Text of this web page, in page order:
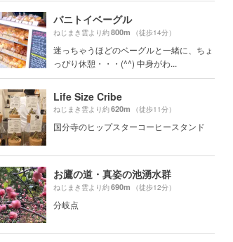
バニトイベーグル
ねじまき雲より約800m （徒歩14分）
迷っちゃうほどのベーグルと一緒に、ちょ
っぴり休憩・・・(^^) 中身がわ...
Life Size Cribe
ねじまき雲より約620m （徒歩11分）
国分寺のヒップスターコーヒースタンド
お鷹の道・真姿の池湧水群
ねじまき雲より約690m （徒歩12分）
分岐点